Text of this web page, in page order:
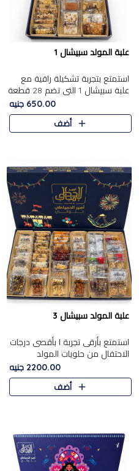
علبة المولد سبيشال 1
استمتع بتجربة تشكيلة راقية مع
علبة سبيشال 1 التي تضم 28 قطعة
من تشكيلة مختارة بعناية من أفخر
حلويات المولد المصرية الأصلية
الشرقية. تحتوي ال..
650.00 جنيه
أضف
علبة المولد سبيشال 3
استمتع بأرقى تجربة ا بأقصى درجات
الاحتفال من حلويات المولد
المصريه الأصيلة مع هذه الفخامة
مع علبة سبيشال 3 التي تضم 56
قطعة من تشكيلة استثن..
2200.00 جنيه
أضف